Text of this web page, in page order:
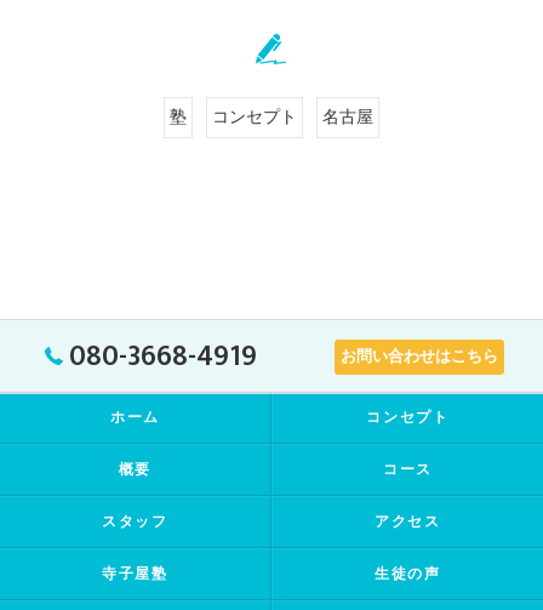
塾 コンセプト 名古屋
080-3668-4919 お問い合わせはこちら
ホーム コンセプト
概要 コース
スタッフ アクセス
寺子屋塾 生徒の声